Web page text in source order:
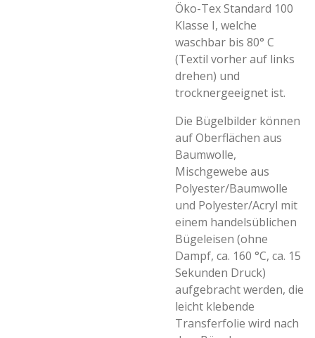
Öko-Tex Standard 100
Klasse I, welche
waschbar bis 80° C
(Textil vorher auf links
drehen) und
trocknergeeignet ist.
Die Bügelbilder können
auf Oberflächen aus
Baumwolle,
Mischgewebe aus
Polyester/Baumwolle
und Polyester/Acryl mit
einem handelsüblichen
Bügeleisen (ohne
Dampf, ca. 160 °C, ca. 15
Sekunden Druck)
aufgebracht werden, die
leicht klebende
Transferfolie wird nach